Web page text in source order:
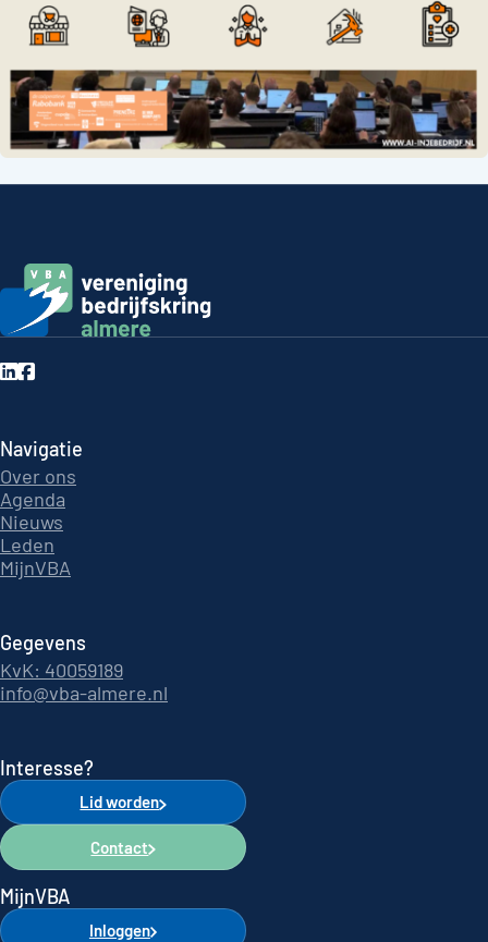
Navigatie
Over ons
Agenda
Nieuws
Leden
MijnVBA
Gegevens
KvK: 40059189
info@vba-almere.nl
Interesse?
Lid worden
Contact
MijnVBA
Inloggen